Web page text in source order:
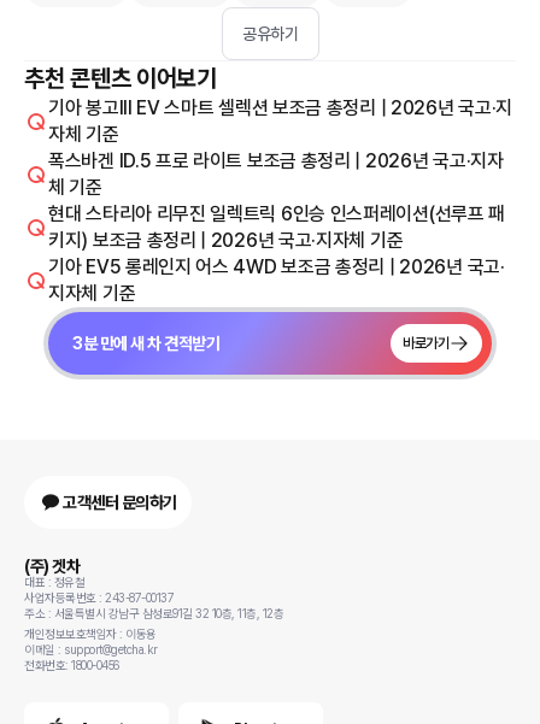
공유하기
추천 콘텐츠 이어보기
기아 봉고III EV 스마트 셀렉션 보조금 총정리 | 2026년 국고·지
자체 기준
폭스바겐 ID.5 프로 라이트 보조금 총정리 | 2026년 국고·지자
체 기준
현대 스타리아 리무진 일렉트릭 6인승 인스퍼레이션(선루프 패
키지) 보조금 총정리 | 2026년 국고·지자체 기준
기아 EV5 롱레인지 어스 4WD 보조금 총정리 | 2026년 국고·
지자체 기준
3분 만에 새 차 견적받기 바로가기
고객센터 문의하기
(주) 겟차
대표 : 정유철
사업자등록번호 : 243-87-00137
주소 : 서울특별시 강남구 삼성로91길 32 10층, 11층, 12층
개인정보보호책임자 : 이동용
이메일 : support@getcha.kr
전화번호: 1800-0456